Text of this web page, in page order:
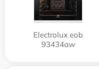
Electrolux eob
93434aw